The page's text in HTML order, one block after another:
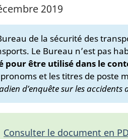
2019
de la sécurité des
Le Bureau n’est pas
pour être utilisé dans le
pronoms et les titres de poste
d’enquête sur les
Consulter le document en